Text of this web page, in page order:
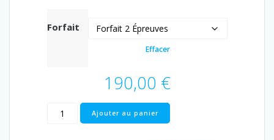
Forfait
Effacer
190,00 €
quantitéAjouter au panier